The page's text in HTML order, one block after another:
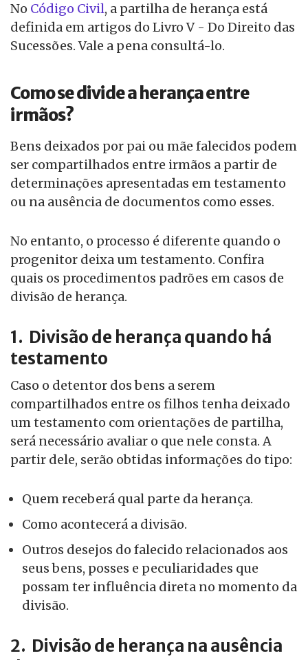
No Código Civil, a partilha de herança está
definida em artigos do Livro V - Do Direito das
Sucessões. Vale a pena consultá-lo.
Como se divide a herança entre
irmãos?
Bens deixados por pai ou mãe falecidos podem
ser compartilhados entre irmãos a partir de
determinações apresentadas em testamento
ou na ausência de documentos como esses.
No entanto, o processo é diferente quando o
progenitor deixa um testamento. Confira
quais os procedimentos padrões em casos de
divisão de herança.
1. Divisão de herança quando há
testamento
Caso o detentor dos bens a serem
compartilhados entre os filhos tenha deixado
um testamento com orientações de partilha,
será necessário avaliar o que nele consta. A
partir dele, serão obtidas informações do tipo:
Quem receberá qual parte da herança.
Como acontecerá a divisão.
Outros desejos do falecido relacionados aos
seus bens, posses e peculiaridades que
possam ter influência direta no momento da
divisão.
2. Divisão de herança na ausência